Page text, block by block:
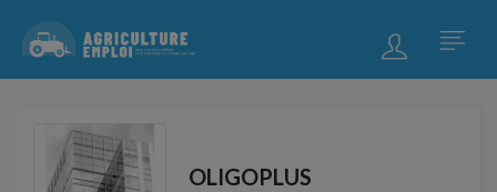
OLIGOPLUS